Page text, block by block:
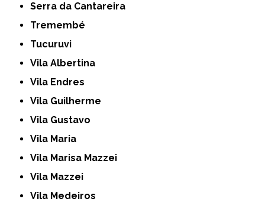
Serra da Cantareira
Tremembé
Tucuruvi
Vila Albertina
Vila Endres
Vila Guilherme
Vila Gustavo
Vila Maria
Vila Marisa Mazzei
Vila Mazzei
Vila Medeiros